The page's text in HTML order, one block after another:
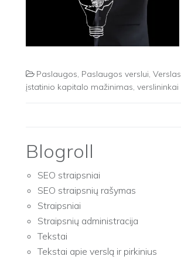
Paslaugos, Paslaugos verslui, Verslas
įstatinio kapitalo mažinimas, verslininkai
Blogroll
SEO straipsniai
SEO straipsnių rašymas
Straipsniai
Straipsnių administracija
Tekstai
Tekstai apie verslą ir pirkinius